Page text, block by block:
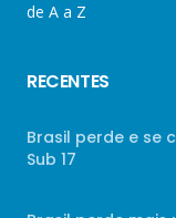
de A a Z
RECENTES
Brasil perde e se
Sub 17